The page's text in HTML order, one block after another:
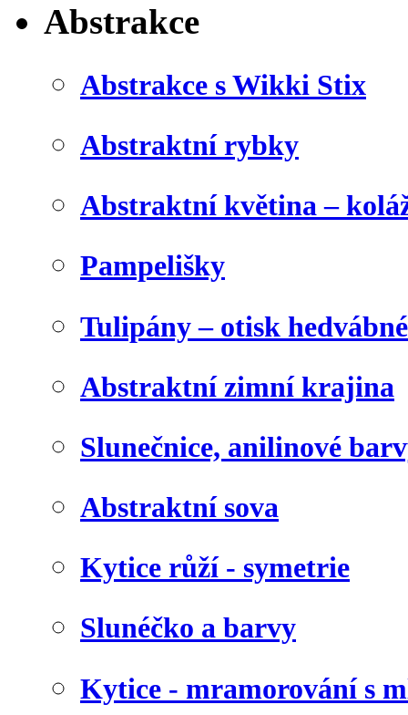
Abstrakce
Abstrakce s Wikki Stix
Abstraktní rybky
Abstraktní květina –
Pampelišky
Tulipány – otisk
Abstraktní zimní krajina
Slunečnice, anilinové
Abstraktní sova
Kytice růží - symetrie
Slunéčko a barvy
Kytice - mramorování s